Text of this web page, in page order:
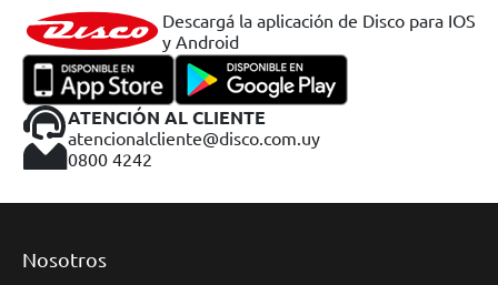
Descargá la aplicación de Disco para IOS
y Android
ATENCIÓN AL CLIENTE
atencionalcliente@disco.com.uy
0800 4242
Nosotros